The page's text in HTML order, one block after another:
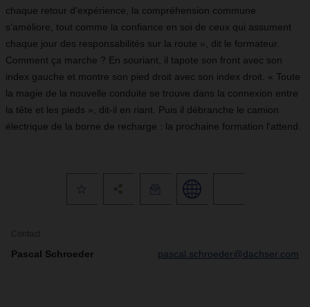
chaque retour d'expérience, la compréhension commune
s'améliore, tout comme la confiance en soi de ceux qui assument
chaque jour des responsabilités sur la route », dit le formateur.
Comment ça marche ? En souriant, il tapote son front avec son
index gauche et montre son pied droit avec son index droit. « Toute
la magie de la nouvelle conduite se trouve dans la connexion entre
la tête et les pieds », dit-il en riant. Puis il débranche le camion
électrique de la borne de recharge : la prochaine formation l'attend.
Contact
Pascal Schroeder pascal.schroeder@dachser.com